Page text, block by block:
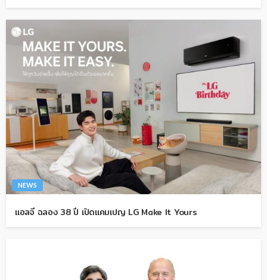
NEWS
แอลจี ฉลอง 38 ปี เปิดแคมเปญ LG Make It Yours